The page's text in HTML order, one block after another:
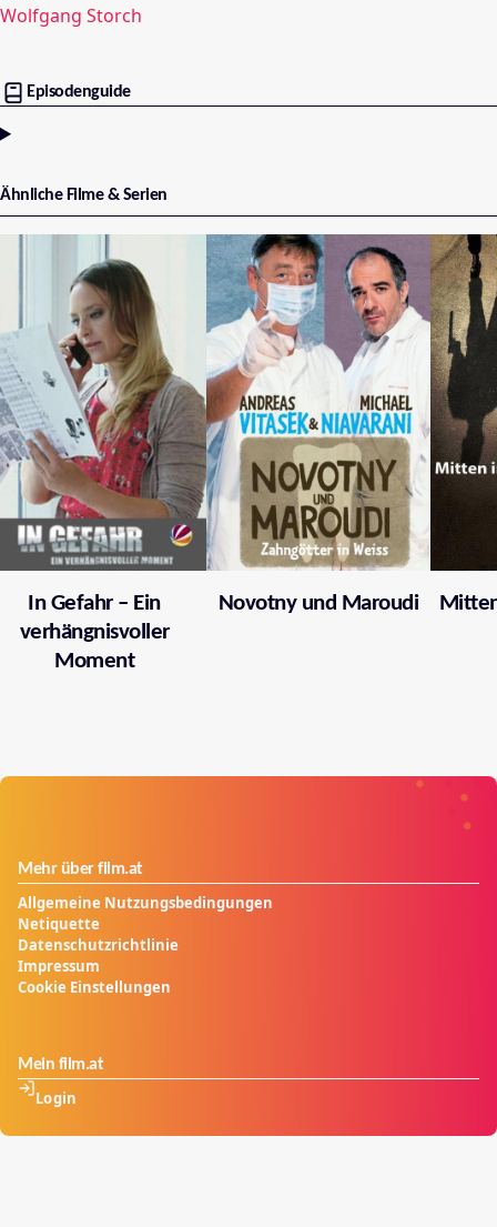
Wolfgang Storch
Episodenguide
Ähnliche Filme & Serien
In Gefahr – Ein
verhängnisvoller
Moment
Novotny und Maroudi
Mehr über film.at
Allgemeine Nutzungsbedingungen
Netiquette
Datenschutzrichtlinie
Impressum
Cookie Einstellungen
Mein film.at
Login